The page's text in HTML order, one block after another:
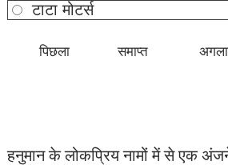
टाटा मोटर्स
हनुमान के लोकप्रिय नामों में से एक